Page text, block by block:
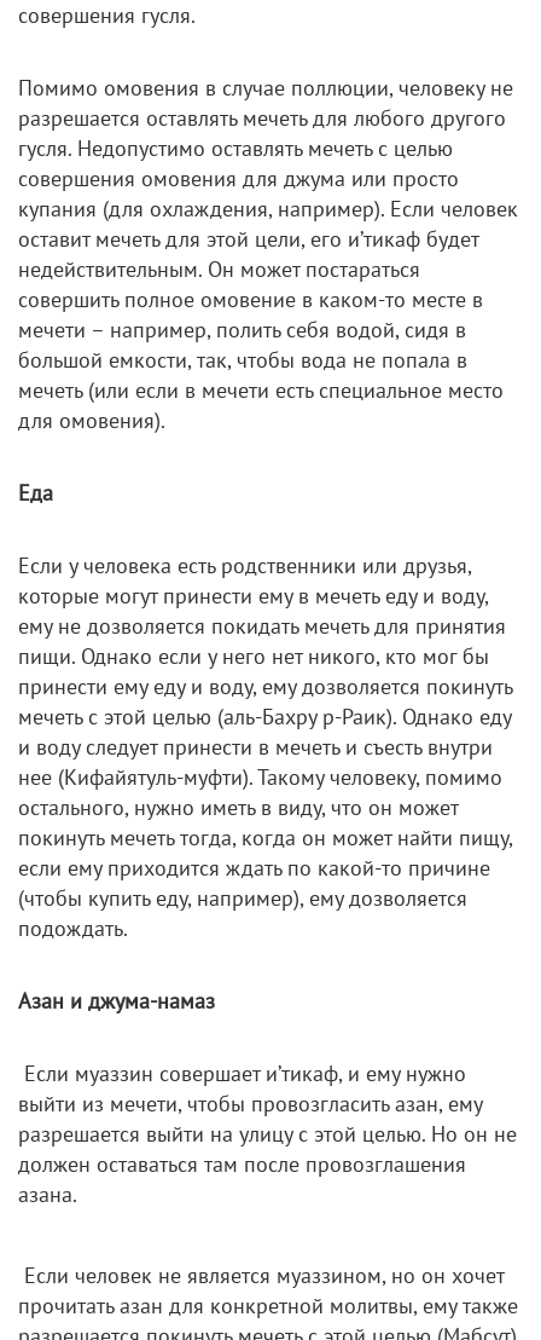
совершения гусля.
Помимо омовения в случае поллюции, человеку не
разрешается оставлять мечеть для любого другого
гусля. Недопустимо оставлять мечеть с целью
совершения омовения для джума или просто
купания (для охлаждения, например). Если человек
оставит мечеть для этой цели, его и’тикаф будет
недействительным. Он может постараться
совершить полное омовение в каком-то месте в
мечети – например, полить себя водой, сидя в
большой емкости, так, чтобы вода не попала в
мечеть (или если в мечети есть специальное место
для омовения).
Еда
Если у человека есть родственники или друзья,
которые могут принести ему в мечеть еду и воду,
ему не дозволяется покидать мечеть для принятия
пищи. Однако если у него нет никого, кто мог бы
принести ему еду и воду, ему дозволяется покинуть
мечеть с этой целью (аль-Бахру р-Раик). Однако еду
и воду следует принести в мечеть и съесть внутри
нее (Кифайятуль-муфти). Такому человеку, помимо
остального, нужно иметь в виду, что он может
покинуть мечеть тогда, когда он может найти пищу,
если ему приходится ждать по какой-то причине
(чтобы купить еду, например), ему дозволяется
подождать.
Азан и джума-намаз
Если муаззин совершает и’тикаф, и ему нужно
выйти из мечети, чтобы провозгласить азан, ему
разрешается выйти на улицу с этой целью. Но он не
должен оставаться там после провозглашения
азана.
Если человек не является муаззином, но он хочет
прочитать азан для конкретной молитвы, ему также